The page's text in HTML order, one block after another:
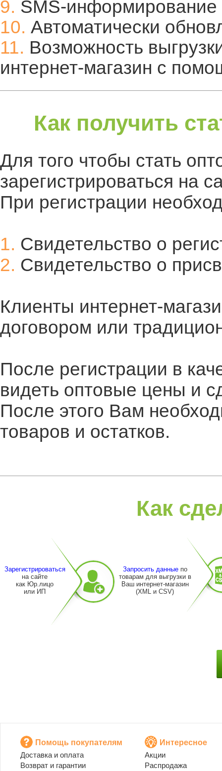
9. SMS-информирование
10. Автоматически
11. Возможность
интернет-магазин с
Как получить
Для того чтобы стать
зарегистрироваться на
При регистрации
1. Свидетельство о
2. Свидетельство о
Клиенты интернет-
договором или
После регистрации в
видеть оптовые цены и
После этого Вам
товаров и остатков.
Как
Зарегистрироваться
на сайте
как Юр.лицо
или ИП
Запросить данныепо
товарам для выгрузки в
Ваш интернет-магазин
(XML и CSV)
Помощь покупателям
Доставка и оплата
Возврат и гарантии
Интересное
Акции
Распродажа